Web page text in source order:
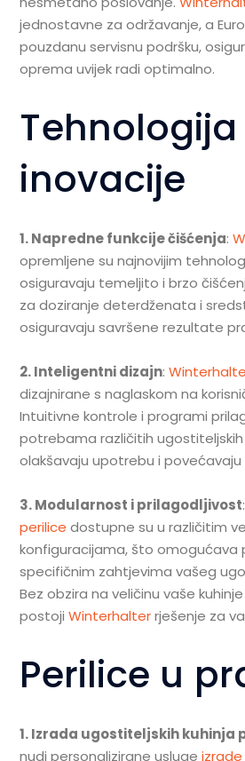
jednostavne za održavanje, a
pouzdanu servisnu podršku,
oprema uvijek radi optimalno.
Tehnologija
inovacije
1. Napredne funkcije čišćenja:
opremljene su najnovijim
osiguravaju temeljito i brzo
za doziranje deterdženata i
osiguravaju savršene rezultate
2. Inteligentni dizajn:
dizajnirane s naglaskom na
Intuitivne kontrole i programi
potrebama različitih
olakšavaju upotrebu i
3. Modularnost i prilagodljivost
perilice dostupne su u različitim
konfiguracijama, što omogućava
specifičnim zahtjevima vašeg
Bez obzira na veličinu vaše
postojiWinterhalterrješenje za
Perilice u
1. Izrada ugostiteljskih kuhinja
nudi personalizirane usluge